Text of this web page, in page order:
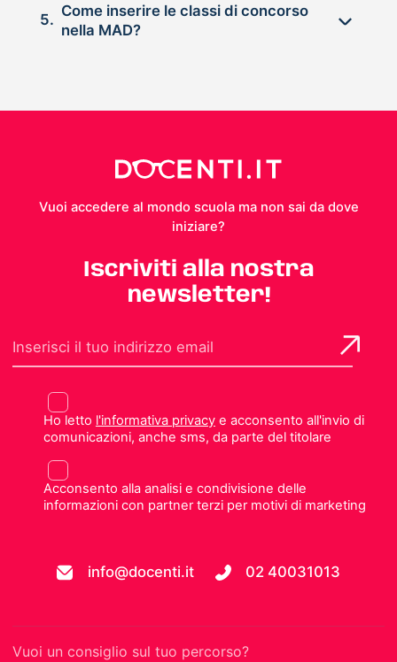
5.
Come inserire le classi di concorso
nella MAD?
Vuoi accedere al mondo scuola ma non sai da dove
iniziare?
Iscriviti alla nostra
newsletter!
Ho letto l'informativa privacye acconsento all'invio di
comunicazioni, anche sms, da parte del titolare
Acconsento alla analisi e condivisione delle
informazioni con partner terzi per motivi di marketing
info@docenti.it 02 40031013
Vuoi un consiglio sul tuo percorso?